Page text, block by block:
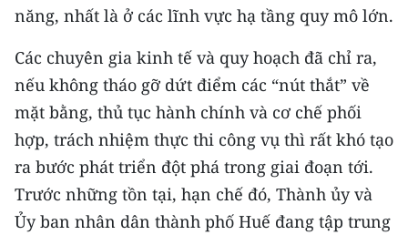
năng, nhất là ở các lĩnh vực hạ tầng quy mô lớn.
Các chuyên gia kinh tế và quy hoạch đã chỉ ra,
nếu không tháo gỡ dứt điểm các “nút thắt” về
mặt bằng, thủ tục hành chính và cơ chế phối
hợp, trách nhiệm thực thi công vụ thì rất khó tạo
ra bước phát triển đột phá trong giai đoạn tới.
Trước những tồn tại, hạn chế đó, Thành ủy và
Ủy ban nhân dân thành phố Huế đang tập trung